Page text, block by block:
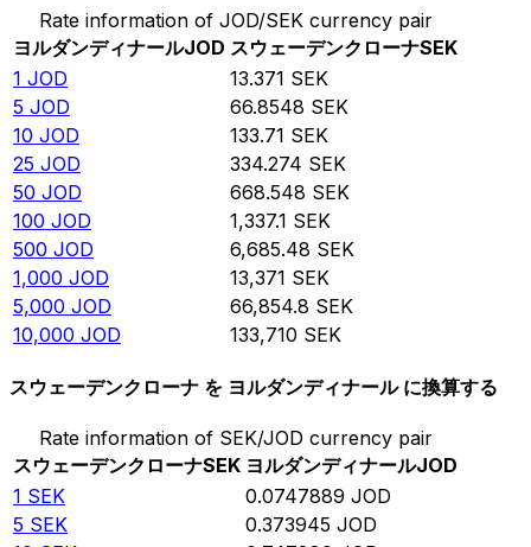
Rate information of JOD/SEK currency pair
ヨルダンディナールJOD スウェーデンクローナSEK
1 JOD 13.371 SEK
5 JOD 66.8548 SEK
10 JOD 133.71 SEK
25 JOD 334.274 SEK
50 JOD 668.548 SEK
100 JOD 1,337.1 SEK
500 JOD 6,685.48 SEK
1,000 JOD 13,371 SEK
5,000 JOD 66,854.8 SEK
10,000 JOD 133,710 SEK
スウェーデンクローナ を ヨルダンディナール に換算する
Rate information of SEK/JOD currency pair
スウェーデンクローナSEK ヨルダンディナールJOD
1 SEK 0.0747889 JOD
5 SEK 0.373945 JOD